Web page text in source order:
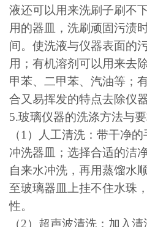
液还可以用来洗刷子刷不
用的器皿，洗刷顽固污渍
间。使洗液与仪器表面的
用；有机溶剂可以用来去
甲苯、二甲苯、汽油等；
合又易挥发的特点去除仪
5.玻璃仪器的洗涤方法与
（1 ）人工清洗：带干净
冲洗器皿；选择合适的洁
自来水冲洗，再用蒸馏水
至玻璃器皿上挂不住水珠
性。
（2）超声波清洗：加入